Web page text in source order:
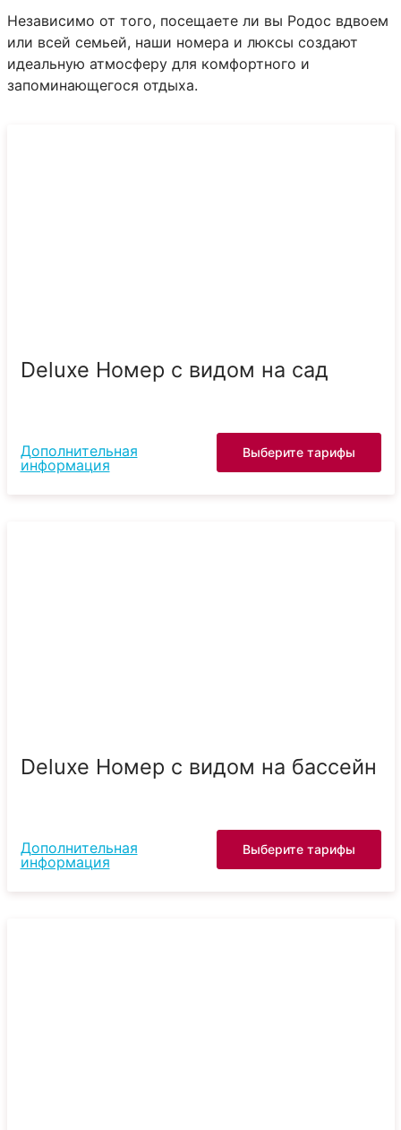
Независимо от того, посещаете ли вы Родос вдвоем
или всей семьей, наши номера и люксы создают
идеальную атмосферу для комфортного и
запоминающегося отдыха.
Deluxe Номер с видом на сад
Дополнительная
информация
Выберите тарифы
Deluxe Номер с видом на бассейн
Дополнительная
информация
Выберите тарифы